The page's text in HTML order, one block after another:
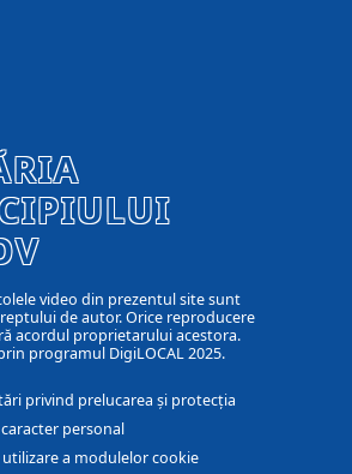
video din prezentul site sunt
de autor. Orice reproducere
acordul proprietarului acestora.
programul DigiLOCAL 2025.
privind prelucarea și protecția
personal
utilizare a modulelor cookie